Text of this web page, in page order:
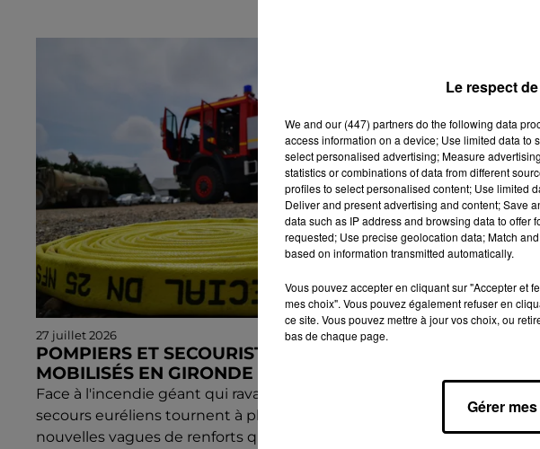
27 juillet 2026
POMPIERS ET SECOURISTES EURÉLIENS
MOBILISÉS EN GIRONDE
Face à l'incendie géant qui ravage la Gironde, les
secours euréliens tournent à plein régime. Deux
nouvelles vagues de renforts quittent le
ce mardi 28
Gellainville,
Le respect
We and our (447) partnersdo the following data
access information on a device; Use limited data
select personalised advertising; Measure
statistics or combinations of data from different
profiles to select personalised content; Use limited
Deliver and present advertising and content; Save
data such as IP address and browsing data to
requested; Use precise geolocation data; Match
based on information transmitted automatically.
Vous pouvez accepter en cliquant sur "Accepter et
mes choix". Vous pouvez également refuser en
ce site. Vous pouvez mettre à jour vos choix, ou
bas de chaque page.
Gérer